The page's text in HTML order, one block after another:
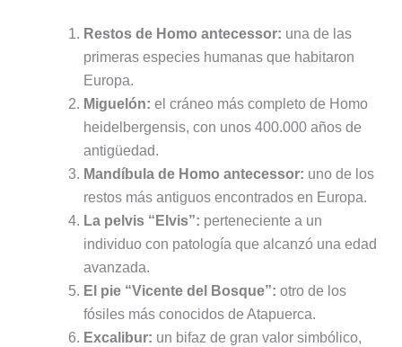
Restos de Homo antecessor: una de las
primeras especies humanas que habitaron
Europa.
Miguelón: el cráneo más completo de Homo
heidelbergensis, con unos 400.000 años de
antigüedad.
Mandíbula de Homo antecessor: uno de los
restos más antiguos encontrados en Europa.
La pelvis “Elvis”: perteneciente a un
individuo con patología que alcanzó una edad
avanzada.
El pie “Vicente del Bosque”: otro de los
fósiles más conocidos de Atapuerca.
Excalibur: un bifaz de gran valor simbólico,